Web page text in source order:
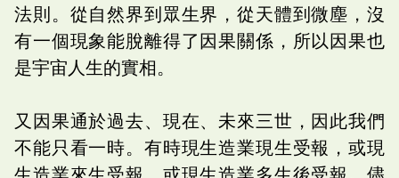
法則。從自然界到眾生界，從天體到微塵，沒
有一個現象能脫離得了因果關係，所以因果也
是宇宙人生的實相。
又因果通於過去、現在、未來三世，因此我們
不能只看一時。有時現生造業現生受報，或現